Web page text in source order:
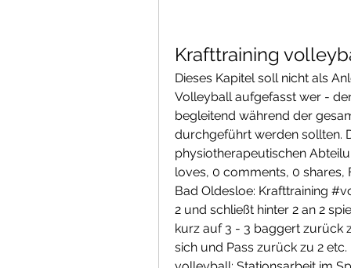
Krafttraining
Dieses Kapitel soll nicht als
Volleyball aufgefasst wer -
begleitend während der
durchgeführt werden sollten.
physiotherapeutischen
loves, 0 comments, 0
Bad Oldesloe: Krafttraining
2 und schließt hinter 2 an 2
kurz auf 3 - 3 baggert zurück
sich und Pass zurück zu 2